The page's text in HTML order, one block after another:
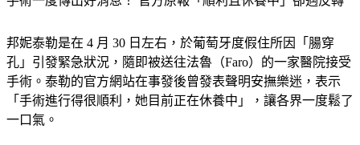
邦妮泰勒是在 4 月 30 日左右，於葡萄牙度假住所因「腸穿
孔」引發緊急狀況，隨即被送往法魯（Faro）的一家醫院接受
手術。泰勒的官方網站在事發後曾發表聲明安撫樂迷，表示
「手術進行得很順利，她目前正在休養中」，讓各界一度鬆了